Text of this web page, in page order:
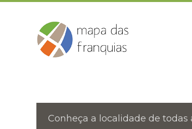
Conheça a localidade de